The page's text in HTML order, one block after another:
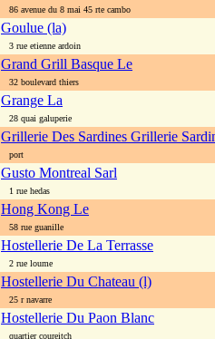
86 avenue du 8 mai 45 rte cambo
Goulue (la)
3 rue etienne ardoin
Grand Grill Basque Le
32 boulevard thiers
Grange La
28 quai galuperie
Grillerie Des Sardines Grillerie
port
Gusto Montreal Sarl
1 rue hedas
Hong Kong Le
58 rue guanille
Hostellerie De La Terrasse
2 rue loume
Hostellerie Du Chateau (l)
25 r navarre
Hostellerie Du Paon Blanc
quartier coureitch